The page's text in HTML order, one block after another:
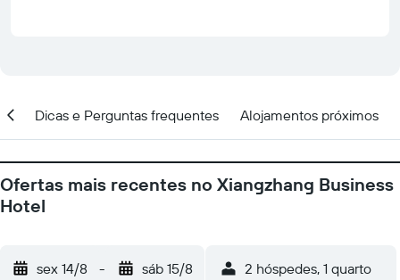
Dicas e Perguntas frequentes Alojamentos próximos
Ofertas mais recentes no Xiangzhang Business
Hotel
sex 14/8 - sáb 15/8 2 hóspedes, 1 quarto